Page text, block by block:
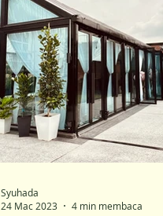
Syuhada
24 Mac 2023
4 min membaca